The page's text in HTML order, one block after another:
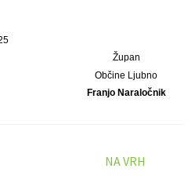
Župan
Občine Ljubno
Franjo Naraločnik
NA VRH